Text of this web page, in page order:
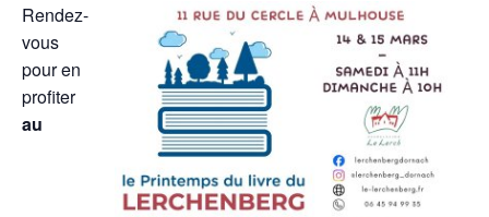
Rendez-
vous
pour en
profiter
au